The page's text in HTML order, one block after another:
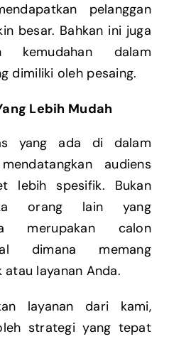
pelanggan
besar. Bahkan ini juga
kemudahan dalam
dimiliki oleh pesaing.
Lebih Mudah
yang ada di dalam
audiens
lebih spesifik. Bukan
orang lain yang
merupakan calon
dimana memang
layanan Anda.
layanan dari kami,
strategi yang tepat